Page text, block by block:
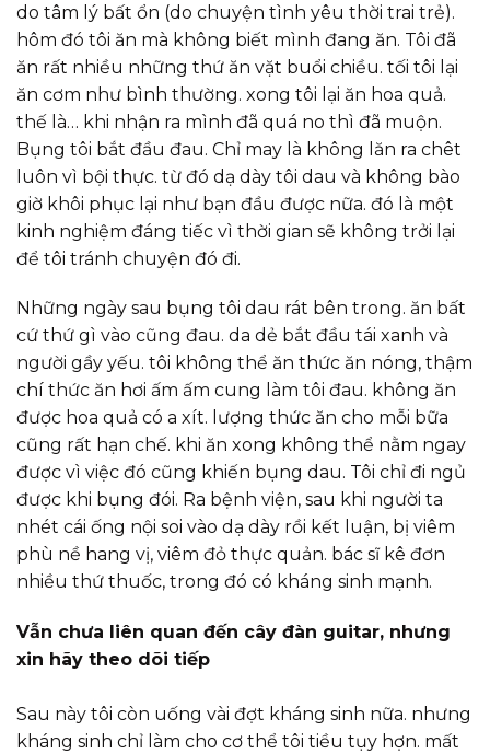
do tâm lý bất ổn (do chuyện tình yêu thời trai trẻ).
hôm đó tôi ăn mà không biết mình đang ăn. Tôi đã
ăn rất nhiều những thứ ăn vặt buổi chiều. tối tôi lại
ăn cơm như bình thường. xong tôi lại ăn hoa quả.
thế là… khi nhận ra mình đã quá no thì đã muộn.
Bụng tôi bắt đầu đau. Chỉ may là không lăn ra chêt
luôn vì bội thực. từ đó dạ dày tôi dau và không bào
giờ khôi phục lại như bạn đầu được nữa. đó là một
kinh nghiệm đáng tiếc vì thời gian sẽ không trởi lại
để tôi tránh chuyện đó đi.
Những ngày sau bụng tôi dau rát bên trong. ăn bất
cứ thứ gì vào cũng đau. da dẻ bắt đầu tái xanh và
người gầy yếu. tôi không thể ăn thức ăn nóng, thậm
chí thức ăn hơi ấm ấm cung làm tôi đau. không ăn
được hoa quả có a xít. lượng thức ăn cho mỗi bữa
cũng rất hạn chế. khi ăn xong không thể nằm ngay
được vì việc đó cũng khiến bụng dau. Tôi chỉ đi ngủ
được khi bụng đói. Ra bệnh viện, sau khi người ta
nhét cái ống nội soi vào dạ dày rồi kết luận, bị viêm
phù nề hang vị, viêm đỏ thực quản. bác sĩ kê đơn
nhiều thứ thuốc, trong đó có kháng sinh mạnh.
Vẫn chưa liên quan đến cây đàn guitar, nhưng
xin hãy theo dõi tiếp
Sau này tôi còn uống vài đợt kháng sinh nữa. nhưng
kháng sinh chỉ làm cho cơ thể tôi tiều tụy hợn. mất